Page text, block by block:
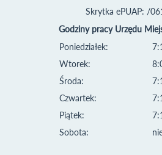
Skrytka ePUAP: /
Godziny pracy Urzędu
Poniedziałek:
Wtorek:
Środa:
Czwartek:
Piątek:
Sobota: